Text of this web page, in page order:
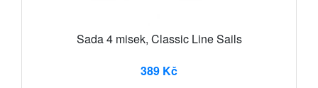
Sada 4 misek, Classic Line Sails
389 Kč